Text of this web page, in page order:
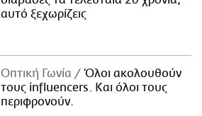
αυτό ξεχωρίζεις
Οπτική Γωνία
Όλοι ακολουθούν
τους influencers. Και όλοι τους
περιφρονούν.